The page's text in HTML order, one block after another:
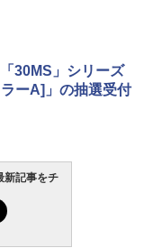
30MS」シリーズ
ーA]」の抽選受付
新記事をチ